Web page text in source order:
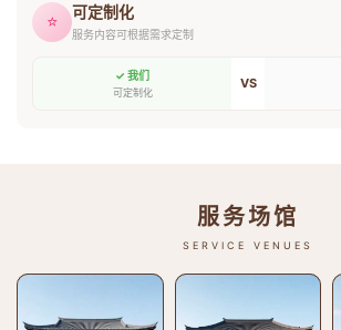
⭐ 可定制化
服务内容可根据需求定制
✓ 我们
可定制化
VS
服务场馆
SERVICE VENUES